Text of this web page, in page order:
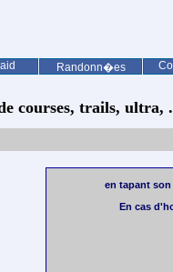
Randonn�es
courses, trails, ultra,
en tapant
En cas